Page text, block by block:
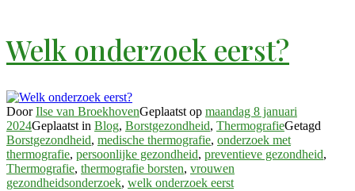
Welk onderzoek eerst?
DoorIlse van BroekhovenGeplaatst op maandag 8 januari
2024Geplaatst in Blog, Borstgezondheid, ThermografieGetagd
Borstgezondheid, medische thermografie, onderzoek met
thermografie, persoonlijke gezondheid, preventieve gezondheid,
Thermografie, thermografie borsten, vrouwen
gezondheidsonderzoek, welk onderzoek eerst